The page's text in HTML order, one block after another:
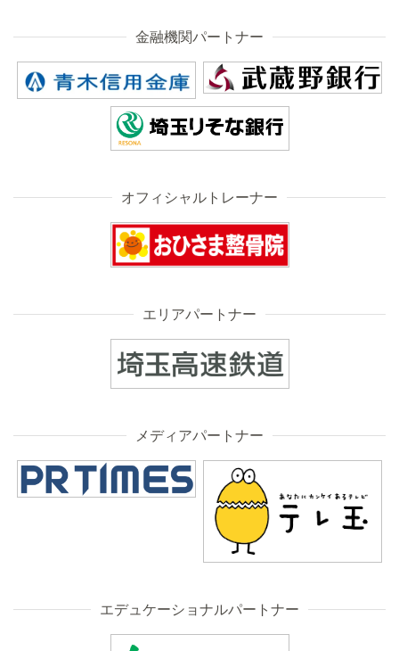
金融機関パートナー
オフィシャルトレーナー
エリアパートナー
メディアパートナー
エデュケーショナルパートナー